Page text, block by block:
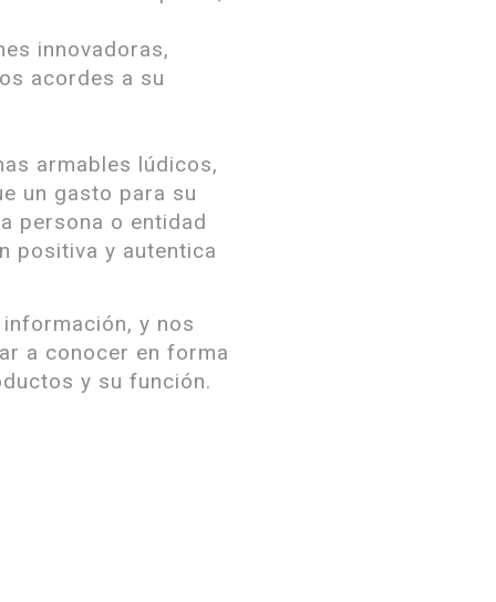
innovadoras,
acordes a su
armables lúdicos,
un gasto para su
persona o entidad
positiva y autentica
y nos
a conocer en forma
y su función.